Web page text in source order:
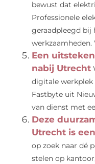
bewust dat
Professionele
geraadpleegd bij
werkzaamheden.
Een
nabij Utrecht
digitale werkplek
Fastbyte uit
van dienst met
Deze
Utrecht is
op zoek naar dé
stelen op